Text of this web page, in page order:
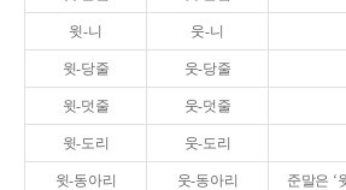
윗-니 웃-니
윗-당줄 웃-당줄
윗-덧줄 웃-덧줄
윗-도리 웃-도리
윗-동아리 웃-동아리 준말은 ‘